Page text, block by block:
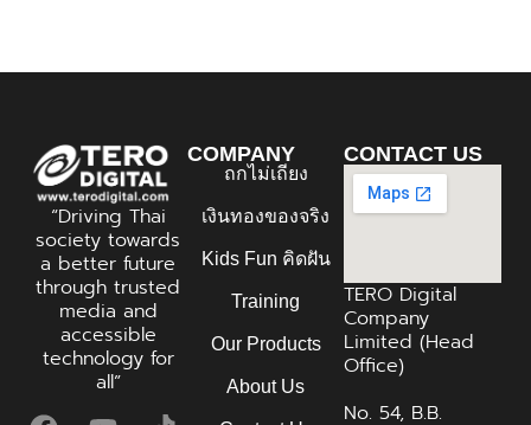
“Driving Thai
society towards
a better future
through trusted
media and
accessible
technology for
all”
COMPANY
ถกไม่เถียง
เงินทองของจริง
Kids Fun คิดฝัน
Training
Our Products
About Us
CONTACT US
TERO Digital
Company
Limited (Head
Office)
No. 54, B.B.